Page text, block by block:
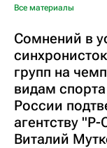
Все материалы
Сомнений в
групп на
видам
России
агентству
Виталий